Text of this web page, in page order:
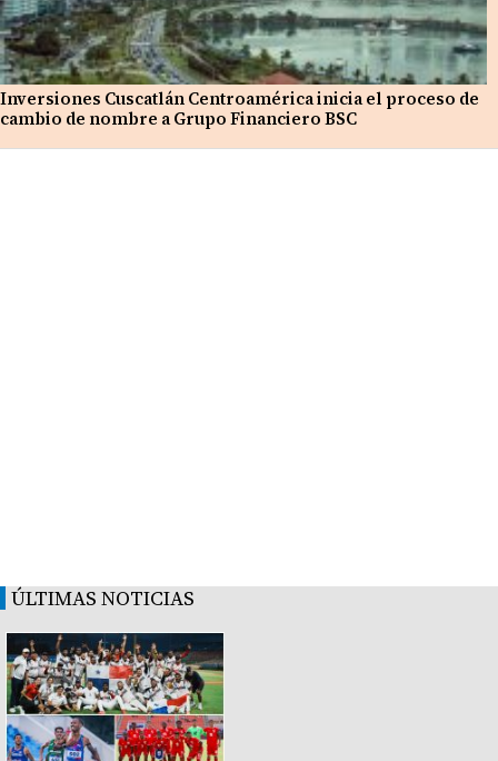
Inversiones Cuscatlán Centroamérica inicia el proceso de
cambio de nombre a Grupo Financiero BSC
ÚLTIMAS NOTICIAS